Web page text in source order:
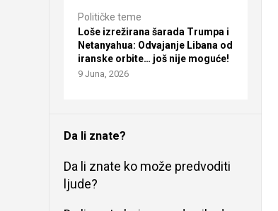
Političke teme
Loše izrežirana šarada Trumpa i
Netanyahua: Odvajanje Libana od
iranske orbite… još nije moguće!
9 Juna, 2026
Da li znate?
Da li znate ko može predvoditi
ljude?